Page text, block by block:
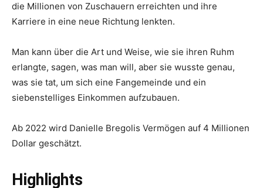
die Millionen von Zuschauern erreichten und ihre
Karriere in eine neue Richtung lenkten.
Man kann über die Art und Weise, wie sie ihren Ruhm
erlangte, sagen, was man will, aber sie wusste genau,
was sie tat, um sich eine Fangemeinde und ein
siebenstelliges Einkommen aufzubauen.
Ab 2022 wird Danielle Bregolis Vermögen auf 4 Millionen
Dollar geschätzt.
Highlights